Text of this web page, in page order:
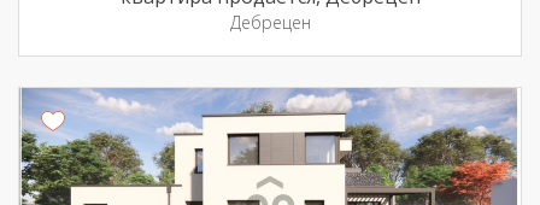
Дебрецен